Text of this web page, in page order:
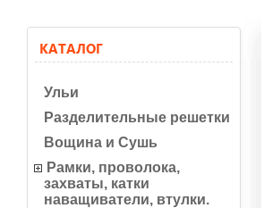
КАТАЛОГ
Ульи
Разделительные решетки
Вощина и Сушь
Рамки, проволока,
захваты, катки
наващиватели, втулки.